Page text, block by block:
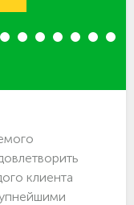
14 15 16 17 18 19 20
клиента